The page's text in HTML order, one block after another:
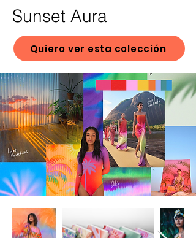
Sunset Aura
Quiero ver esta colección